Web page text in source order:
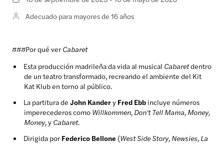
Adecuado para mayores de 16 años
###Por qué ver Cabaret
Esta producción madrileña da vida al musical Cabaretdentro
de un teatro transformado, recreando el ambiente del Kit
Kat Klub en torno al público.
La partitura de John Kandery Fred Ebb incluye números
imperecederos como Willkommen, Don't Tell Mama, Money,
Money, y Cabaret.
Dirigida por Federico Bellone (West Side Story, Newsies, La